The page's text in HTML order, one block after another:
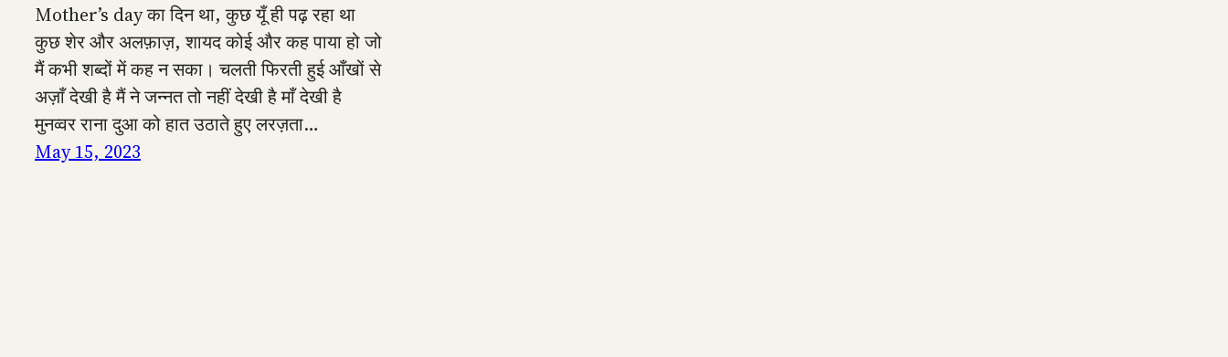
Mother’s day का दिन था, कुछ यूँ ही पढ़ रहा था
कुछ शेर और अलफ़ाज़, शायद कोई और कह पाया हो जो
मैं कभी शब्दों में कह न सका। चलती फिरती हुई आँखों से
अज़ाँ देखी है मैं ने जन्नत तो नहीं देखी है माँ देखी है
मुनव्वर राना दुआ को हात उठाते हुए लरज़ता…
May 15, 2023